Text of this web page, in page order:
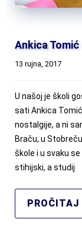
Ankica Tomić
13 rujna, 2017
U našoj je školi
sati Ankica
nostalgije, a ni
Braču, u
škole i u svaku
stihijski, a studij
PROČITAJ